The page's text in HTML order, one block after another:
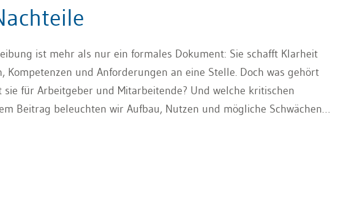
ist mehr als nur ein formales Dokument: Sie schafft Klarheit
Kompetenzen und Anforderungen an eine Stelle. Doch was gehört
für Arbeitgeber und Mitarbeitende? Und welche kritischen
Beitrag beleuchten wir Aufbau, Nutzen und mögliche Schwächen